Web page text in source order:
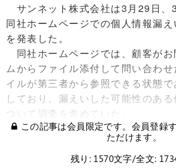
サンネット株式会社は3月29日、
同社ホームページでの個人情報漏
を発表した。
同社ホームページでは、顧客がお
ムからファイル添付して問い合わ
イルが第三者から参照できる状態
しており、漏えいした可能性のあ
ついて調査を進めていた。
この記事は会員限定です。会員登録
ただけます。
残り: 1570文字/全文: